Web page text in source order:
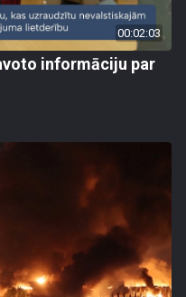
00:02:03
informāciju par